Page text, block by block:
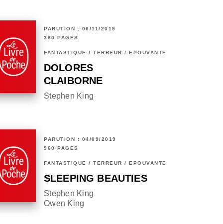
PARUTION : 06/11/2019
360 PAGES
FANTASTIQUE / TERREUR / EPOUVANTE
DOLORES
CLAIBORNE
Stephen King
PARUTION : 04/09/2019
960 PAGES
FANTASTIQUE / TERREUR / EPOUVANTE
SLEEPING BEAUTIES
Stephen King
Owen King